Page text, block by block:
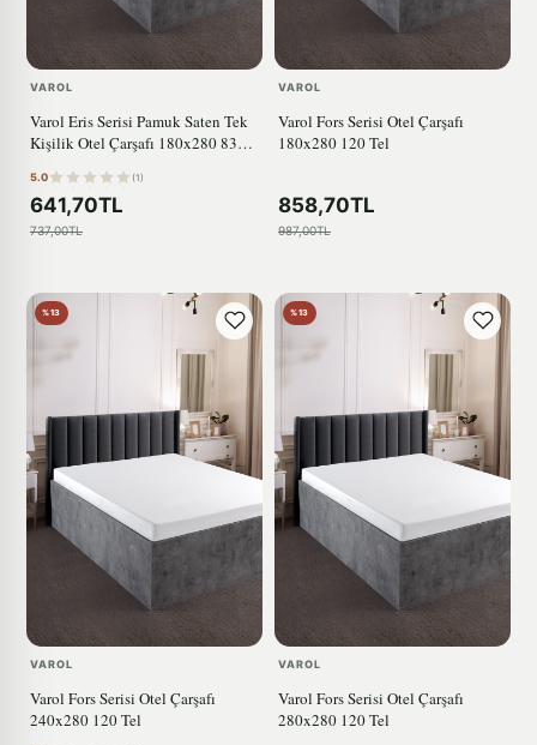
VAROL
Varol Eris Serisi Pamuk Saten Tek
Kişilik Otel Çarşafı 180x280 83
5.0 (1)
641,70TL
737,00TL
VAROL
Varol Fors Serisi Otel Çarşafı
180x280 120 Tel
858,70TL
987,00TL
%13
VAROL
Varol Fors Serisi Otel Çarşafı
240x280 120 Tel
%13
VAROL
Varol Fors Serisi Otel Çarşafı
280x280 120 Tel